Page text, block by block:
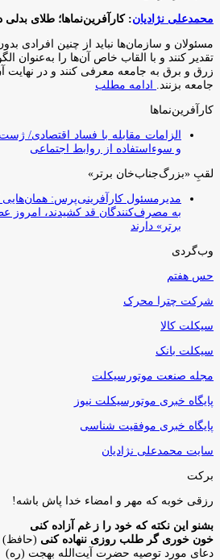
محمدعلی نژادیان: کارآفرین‌نماها؛ طلای بدلی
مسئولان و سازمان‌ها نباید از چنین افرادی
تقدیر کنند و با القاب خاص آ‌ن‌ها را به‌عنوان
زرق و برق به جامعه معرفی کنند و در نهایت
جامعه بزنند.
ادامه مطلب
کارآفرین‌نماها
الزامات مقابله با فساد اقتصادی/
و سوءاستفاده از روابط اجتماعی
لقبِ «بزرگ‌جناب‌خان برتر»
مدیرمسئول کارآفرینی‌پرس: همان‌هایی
به مصرف‌کنندگان قد کشیدند،
برتر» دارند
وب‌گردی
حس هفتم
شرکت چترا محرک
سیکلت کالا
سیکلت بانک
مجله صنعت موتورسیکلت
پایگاه خبری موتورسیکلت نیوز
پایگاه خبری موفقیت شناسی
سایت محمدعلی نژادیان
برکت
رزقی خوبه كه مهر و امضاء خدا پاش باشه!
بشنو این نکته که خود را ز غم آزاده کنی
خون خوری گر طلب روزی ننهاده کنی (حافظ)
دعای مورد توصیه حضرت آیت‌الله بهجت (ره)